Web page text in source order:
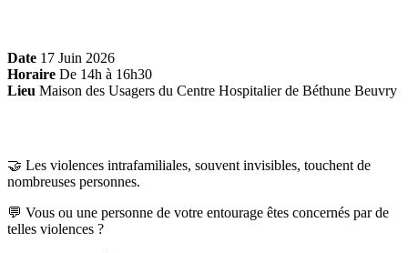
Date 17 Juin 2026
Horaire De 14h à 16h30
Lieu Maison des Usagers du Centre Hospitalier de Béthune Beuvry
🤝 Les violences intrafamiliales, souvent invisibles, touchent de
nombreuses personnes.
💬 Vous ou une personne de votre entourage êtes concernés par de
telles violences ?